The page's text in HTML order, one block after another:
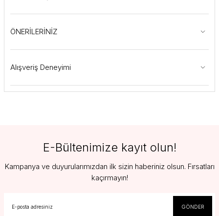
ÖNERİLERİNİZ
Alışveriş Deneyimi
E-Bültenimize kayıt olun!
Kampanya ve duyurularımızdan ilk sizin haberiniz olsun. Fırsatları
kaçırmayın!
GÖNDER